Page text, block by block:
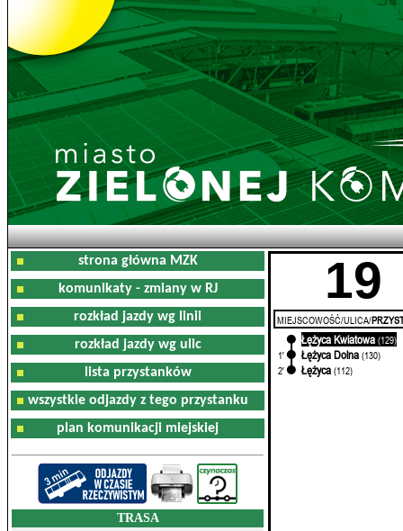
strona główna MZK
komunikaty - zmiany w RJ
rozkład jazdy wg linii
rozkład jazdy wg ulic
lista przystanków
wszystkie odjazdy z tego przystanku
plan komunikacji miejskiej
TRASA
19
MIEJSCOWOŚĆ/ULICA/
Łężyca Kwiatowa (129)
1'
Łężyca Dolna (130)
2'
Łężyca (112)